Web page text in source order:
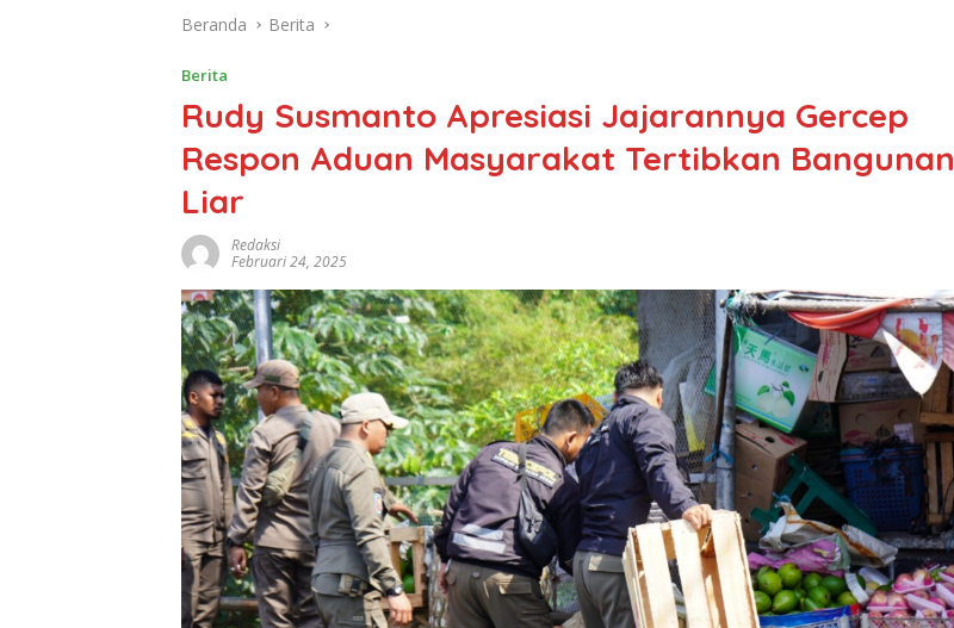
Beranda Berita
Berita
Rudy Susmanto Apresiasi Jajarannya Gercep
Respon Aduan Masyarakat Tertibkan Bangunan
Liar
Redaksi
Februari 24, 2025